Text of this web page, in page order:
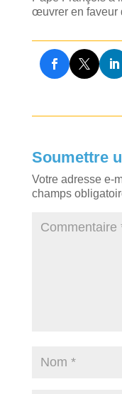
œuvrer en faveur
Soumettre
Votre adresse e-
champs